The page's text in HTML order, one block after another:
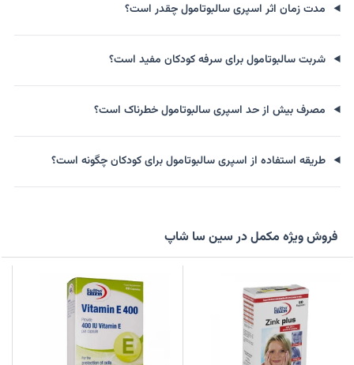
مدت زمان اثر اسپری سالبوتامول چقدر است؟
شربت سالبوتامول برای سرفه کودکان مفید است؟
مصرف بیش از حد اسپری سالبوتامول خطرناک است؟
طریقه استفاده از اسپری سالبوتامول برای کودکان چگونه است؟
فروش ویژه مکمل در سین سا شاپ